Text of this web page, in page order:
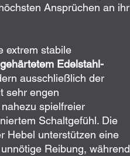
Ansprüchen an ihr
extrem stabile
gehärtetem Edelstahl-
ausschließlich der
sehr engen
spielfreier
Schaltgefühl. Die
Hebel unterstützen eine
Reibung, während